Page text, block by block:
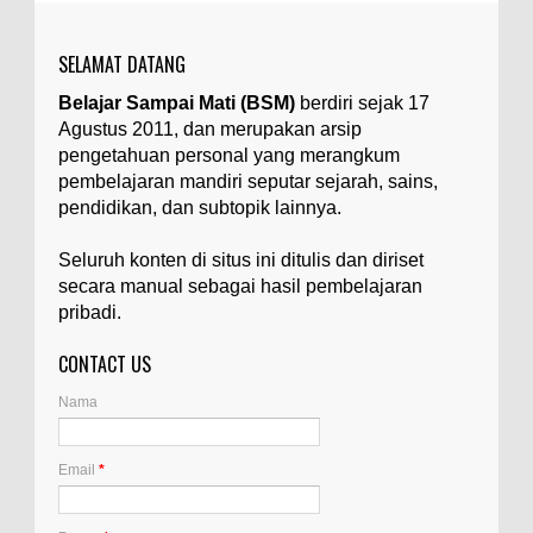
Apa yang Disebut Badan Golgi?
Ilustrasi/utakatikotak.com Badan Golgi (disebut
pula aparatus Golgi, kompleks Golgi, atau
diktiosom) adalah organel yang dikaitkan
denga...
Apakah UFO Benar-benar Ada?
Ilustrasi/istimewa Sebagian orang percaya UFO
UFO benar-benar tidak ada. Manakah yang
benar...
juga dikenal sebagai "jagung permata kaca",
adalah varietas unik dari tanaman jagung...
Apa Itu Artemia, dan Dimana Mereka
SELAMAT DATANG
Belajar Sampai Mati (BSM) berdiri sejak 17
Agustus 2011, dan merupakan arsip
pengetahuan personal yang merangkum
pembelajaran mandiri seputar sejarah, sains,
pendidikan, dan subtopik lainnya.
Seluruh konten di situs ini ditulis dan diriset
secara manual sebagai hasil pembelajaran
pribadi.
CONTACT US
Nama
Email *